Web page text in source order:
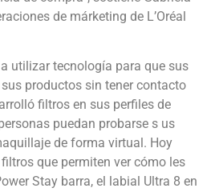
de márketing de L’Oréal
utilizar tecnología para que sus
productos sin tener contacto
filtros en sus perfiles de
puedan probarse s us
de forma virtual. Hoy
que permiten ver cómo les
Stay barra, el labial Ultra 8 en